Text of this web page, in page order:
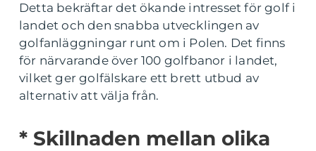
Detta bekräftar det ökande intresset för golf i
landet och den snabba utvecklingen av
golfanläggningar runt om i Polen. Det finns
för närvarande över 100 golfbanor i landet,
vilket ger golfälskare ett brett utbud av
alternativ att välja från.
* Skillnaden mellan olika